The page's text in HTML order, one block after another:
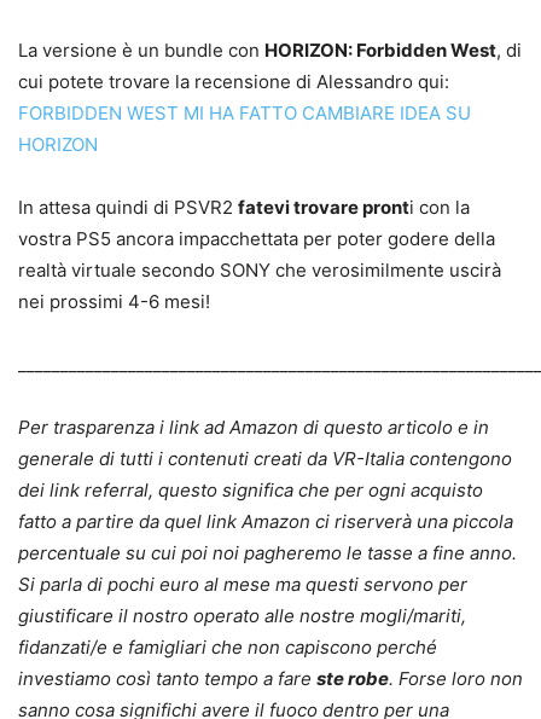
La versione è un bundle con HORIZON: Forbidden West, di
cui potete trovare la recensione di Alessandro qui:
FORBIDDEN WEST MI HA FATTO CAMBIARE IDEA SU
HORIZON
In attesa quindi di PSVR2 fatevi trovare pronti con la
vostra PS5 ancora impacchettata per poter godere della
realtà virtuale secondo SONY che verosimilmente uscirà
nei prossimi 4-6 mesi!
Per trasparenza i link ad Amazon di questo articolo e in
generale di tutti i contenuti creati da VR-Italia contengono
dei link referral, questo significa che per ogni acquisto
fatto a partire da quel link Amazon ci riserverà una piccola
percentuale su cui poi noi pagheremo le tasse a fine anno.
Si parla di pochi euro al mese ma questi servono per
giustificare il nostro operato alle nostre mogli/mariti,
fidanzati/e e famigliari che non capiscono perché
investiamo così tanto tempo a fare ste robe. Forse loro non
sanno cosa significhi avere il fuoco dentro per una